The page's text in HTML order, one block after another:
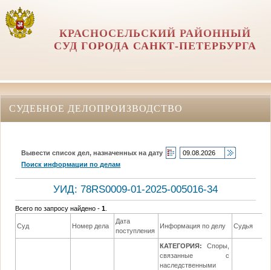
КРАСНОСЕЛЬСКИЙ РАЙОННЫЙ
СУД ГОРОДА САНКТ-ПЕТЕРБУРГА
СУДЕБНОЕ ДЕЛОПРОИЗВОДСТВО
Вывести список дел, назначенных на дату
Поиск информации по делам
УИД: 78RS0009-01-2025-005016-34
Всего по запросу найдено -1
Суд Номер дела
Дата
поступления
Информация по делу Судья
КАТЕГОРИЯ:
Споры,
связанные с
наследственными